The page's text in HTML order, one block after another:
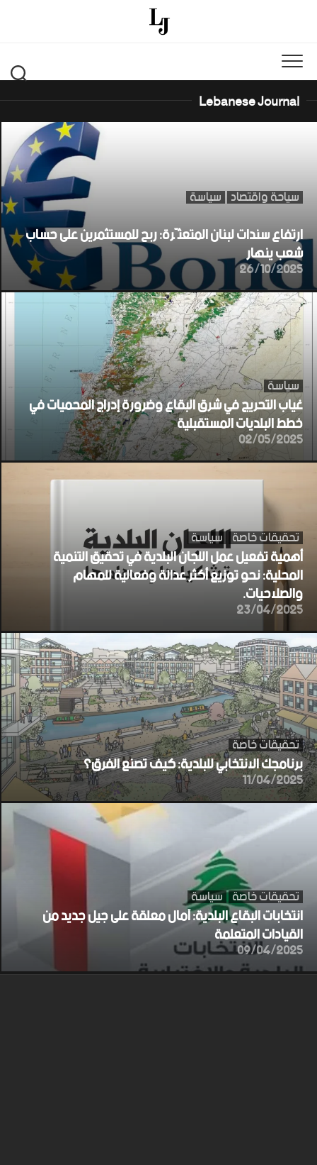
Lebanese Journal
سياحة واقتصاد سياسة
ارتفاع سندات لبنان المتعثّرة: ربح للمستثمرين على حساب
شعب ينهار
26/10/2025
سياسة
غياب التحريج في شرق البقاع وضرورة إدراج المحميات في
خطط البلديات المستقبلية
02/05/2025
تحقيقات خاصة سياسة
أهمية تفعيل عمل اللجان البلدية في تحقيق التنمية
المحلية: نحو توزيع أكثر عدالة وفعالية للمهام
والصلاحيات.
23/04/2025
تحقيقات خاصة
برنامجك الانتخابي للبلدية: كيف تصنع الفرق؟
11/04/2025
تحقيقات خاصة سياسة
انتخابات البقاع البلدية: آمال معلقة على جيل جديد من
القيادات المتعلمة
09/04/2025